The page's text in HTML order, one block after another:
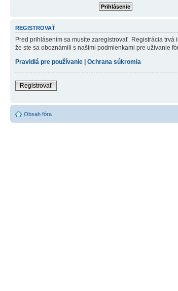
REGISTROVAŤ
Pred prihlásením sa musíte zaregistrovať. Registrácia
že ste sa oboznámili s našimi podmienkami pre užívanie
Pravidlá pre používanie
Ochrana súkromia
Registrovať
Obsah fóra